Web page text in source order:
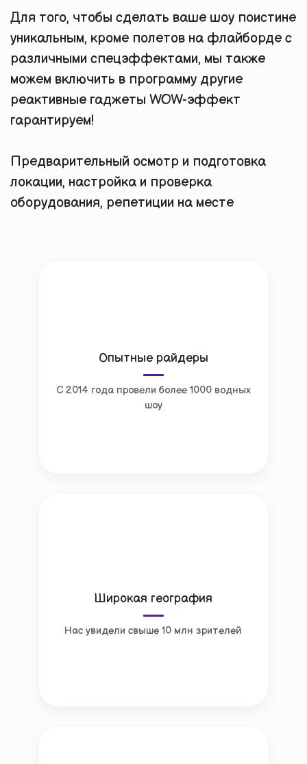
Для того, чтобы сделать ваше шоу поистине
уникальным, кроме полетов на флайборде с
различными спецэффектами, мы также
можем включить в программу другие
реактивные гаджеты WOW-эффект
гарантируем!
Предварительный осмотр и подготовка
локации, настройка и проверка
оборудования, репетиции на месте
Опытные райдеры
С 2014 года провели более 1000 водных
шоу
Широкая география
Нас увидели свыше 10 млн зрителей